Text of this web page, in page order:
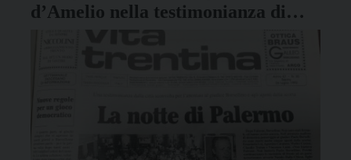
d’Amelio nella testimonianza di